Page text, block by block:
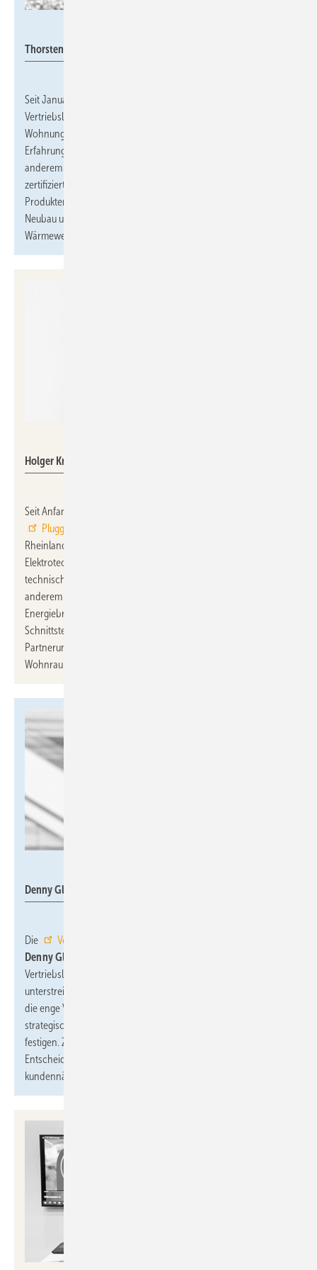
Thorsten Schmitt
Seit Januar 2026 verantwortet
Vertriebsleitung bei
Wohnungswirtschaft, Bauwirtschaft und Neubau. Er bringt breite
Erfahrung aus der Heizungs- und Haustechnikbranche mit, unter
anderem als Key-Account-Manager bei Viessmann, und ist
zertifizierter Energieberater. Schmitt sieht in den Vitramo-
Produkten die wirtschaftlichste Beheizungsmöglichkeit im
Neubau und will die Infrarotheizung als Baustein der
Wärmewende weiter etablieren.
Holger Kreten
Seit Anfang Januar 2026 verstärkt
Pluggit
Rheinland-Pfalz, Hessen und Nordrhein-Westfalen. Der gelernte
Elektrotechniker bringt über zwei Jahrzehnte Erfahrung im
technischen Vertrieb und in der Projektkoordination mit, unter
anderem aus dem Elektrogroßhandel und der regenerativen
Energiebranche. In seiner Funktion agiert er als zentrale
Schnittstelle zwischen Fachplanern, Architekten, Bauträgern und
Partnerunternehmen, um energieeffiziente
Wohnraumlüftungslösungen zu etablieren.
Denny Glück
Die Ventomaxx GmbH
Denny Glück
Vertriebsleiter D-A-CH parallel fortführt. Diese Ernennung
unterstreicht den Wachstumskurs des Unternehmens und soll
die enge Verbindung zwischen Vertrieb, Marktfeedback und
strategischer Unternehmensentwicklung auf Leitungsebene
festigen. Ziel ist es, Kundenfeedback noch schneller in
Entscheidungen einfließen zu lassen und einen noch
kundennäheren Vertriebsansatz zu etablieren.